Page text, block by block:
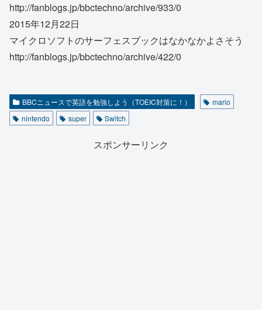
http://fanblogs.jp/bbctechno/archive/933/0
2015年12月22日
マイクロソフトのサーフェスブックはなかなかよさそう
http://fanblogs.jp/bbctechno/archive/422/0
BBCニュースで英語を勉強しよう（TOEIC対策に！）
mario
nintendo
super Switch
スポンサーリンク